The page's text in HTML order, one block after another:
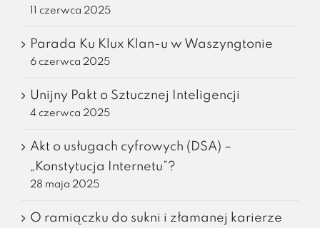
11 czerwca 2025
Parada Ku Klux Klan-u w Waszyngtonie
6 czerwca 2025
Unijny Pakt o Sztucznej Inteligencji
4 czerwca 2025
Akt o usługach cyfrowych (DSA) –
„Konstytucja Internetu”?
28 maja 2025
O ramiączku do sukni i złamanej karierze